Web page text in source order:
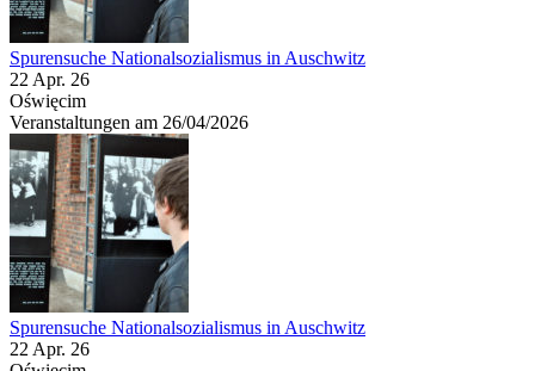
Spurensuche Nationalsozialismus in Auschwitz
22 Apr. 26
Oświęcim
Veranstaltungen am 26/04/2026
Spurensuche Nationalsozialismus in Auschwitz
22 Apr. 26